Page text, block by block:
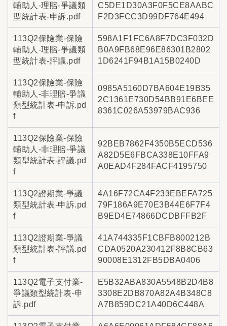
輔助人-理賠-爭議類
型統計表-申訴.pdf
C5DE1D30A3F0F5CE8AABC
F2D3FCC3D99DF764E494
113Q2保險業-保險
輔助人-理賠-爭議類
型統計表-評議.pdf
598A1F1FC6A8F7DC3F032D
B0A9FB68E96E86301B2802
1D6241F94B1A15B0240D
113Q2保險業-保險
輔助人-非理賠-爭議
類型統計表-申訴.pd
f
0985A5160D7BA604E19B35
2C1361E730D54BB91E6BEE
8361C026A53979BAC936
113Q2保險業-保險
輔助人-非理賠-爭議
類型統計表-評議.pd
f
92BEB7862F4350B5ECD536
A82D5E6FBCA338E10FFA9
A0EAD4F284FACF4195750
113Q2證期業-爭議
類型統計表-申訴.pd
f
4A16F72CA4F233EBEFA725
79F186A9E70E3B44E6F7F4
B9ED4E74866DCDBFFB2F
113Q2證期業-爭議
類型統計表-評議.pd
f
41A744335F1CBFB800212B
CDA0520A230412F8B8CB63
90008E1312FB5DBA0406
113Q2電子支付業-
爭議類型統計表-申
訴.pdf
E5B32ABA830A5548B2D4B8
3308E2DB870A82A4B348C8
A7B859DC21A40D6C448A